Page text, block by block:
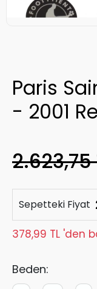
Paris
- 2001
2.623,75
Sepetteki Fiyat
378,99 TL 'den
Beden: